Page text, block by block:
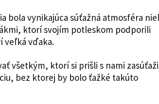
bola vynikajúca súťažná atmosféra
ktorí svojím potleskom podporili
veľká vďaka.
všetkým, ktorí si prišli s nami
bez ktorej by bolo ťažké takúto